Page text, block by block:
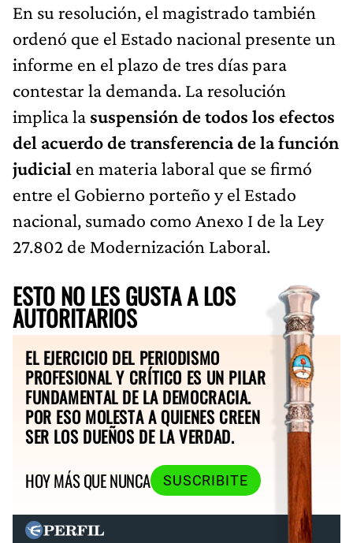
En su resolución, el magistrado también
ordenó que el Estado nacional presente un
informe en el plazo de tres días para
contestar la demanda. La resolución
implica la suspensión de todos los efectos
del acuerdo de transferencia de la función
judicial en materia laboral que se firmó
entre el Gobierno porteño y el Estado
nacional, sumado como Anexo I de la Ley
27.802 de Modernización Laboral.
ESTO NO LES GUSTA A LOS
AUTORITARIOS
EL EJERCICIO DEL PERIODISMO
PROFESIONAL Y CRÍTICO ES UN PILAR
FUNDAMENTAL DE LA DEMOCRACIA.
POR ESO MOLESTA A QUIENES CREEN
SER LOS DUEÑOS DE LA VERDAD.
HOY MÁS QUE NUNCA
SUSCRIBITE